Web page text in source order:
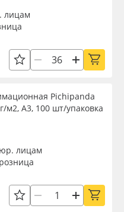
лицам
Pichipanda
м2, A3, 100 шт/упаковка
юр. лицам
розница